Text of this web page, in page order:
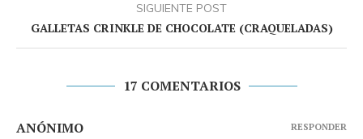
SIGUIENTE POST
GALLETAS CRINKLE DE CHOCOLATE (CRAQUELADAS)
17 COMENTARIOS
ANÓNIMO RESPONDER